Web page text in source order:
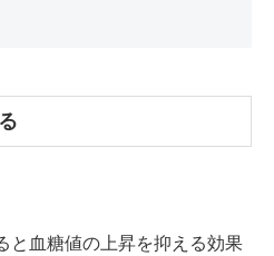
と血糖値の上昇を抑える効果